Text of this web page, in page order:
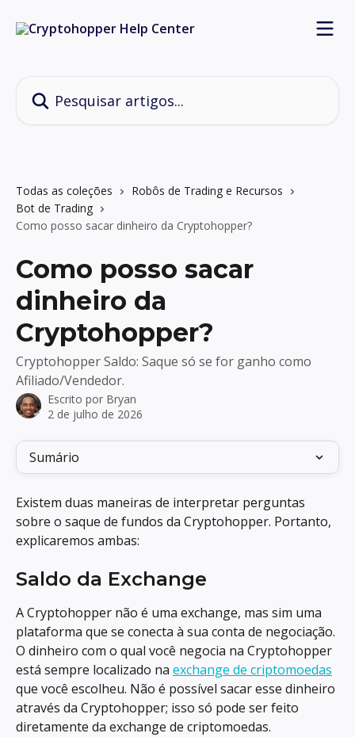
Todas as coleções
Robôs de Trading e Recursos
Bot de Trading
Como posso sacar dinheiro da Cryptohopper?
Como posso sacar
dinheiro da
Cryptohopper?
Cryptohopper Saldo: Saque só se for ganho como
Afiliado/Vendedor.
Escrito por Bryan
2 de julho de 2026
Sumário
Existem duas maneiras de interpretar perguntas
sobre o saque de fundos da Cryptohopper. Portanto,
explicaremos ambas:
Saldo da Exchange
A Cryptohopper não é uma exchange, mas sim uma
plataforma que se conecta à sua conta de negociação.
O dinheiro com o qual você negocia na Cryptohopper
está sempre localizado na exchange de criptomoedas
que você escolheu. Não é possível sacar esse dinheiro
através da Cryptohopper; isso só pode ser feito
diretamente da exchange de criptomoedas.